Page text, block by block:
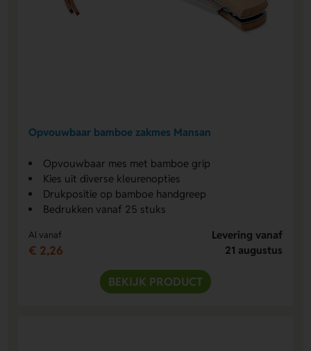
Opvouwbaar bamboe zakmes Mansan
Opvouwbaar mes met bamboe grip
Kies uit diverse kleurenopties
Drukpositie op bamboe handgreep
Bedrukken vanaf 25 stuks
Al vanaf
€ 2,26
Levering vanaf
21 augustus
BEKIJK PRODUCT